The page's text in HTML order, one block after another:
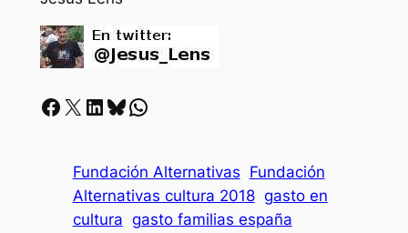
Facebook X LinkedIn Bluesky Whatsapp
Fundación Alternativas Fundación
Alternativas cultura 2018 gasto en
cultura gasto familias españa